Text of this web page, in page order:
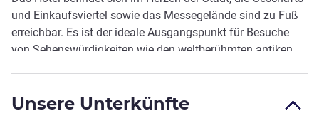
Beschreibung
und Einkaufsviertel sowie das Messegelände sind zu Fuß
erreichbar. Es ist der ideale Ausgangspunkt für Besuche
von Sehenswürdigkeiten wie den weltberühmten antiken
Die 185 modernen Hotelzimmer, darunter 36 Executive-
Unsere Unterkünfte